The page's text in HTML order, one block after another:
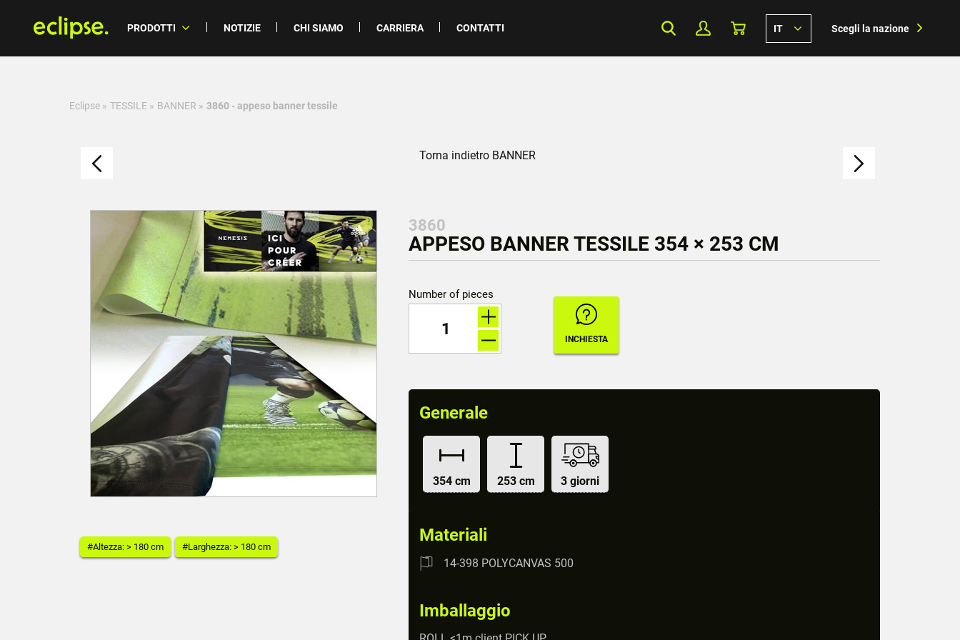
PRODOTTI NOTIZIE CHI SIAMO CARRIERA CONTATTI IT Scegli la nazione
Eclipse » TESSILE » BANNER » 3860 - appeso banner tessile
Torna indietro BANNER
#Altezza: > 180 cm #Larghezza: > 180 cm
3860
APPESO BANNER TESSILE 354 × 253 CM
Number of pieces
Generale
354 cm 253 cm 3 giorni
Materiali
14-398 POLYCANVAS 500
Imballaggio